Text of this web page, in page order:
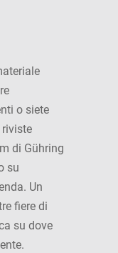
o siete
di Gühring
su
Un
fiere di
su dove